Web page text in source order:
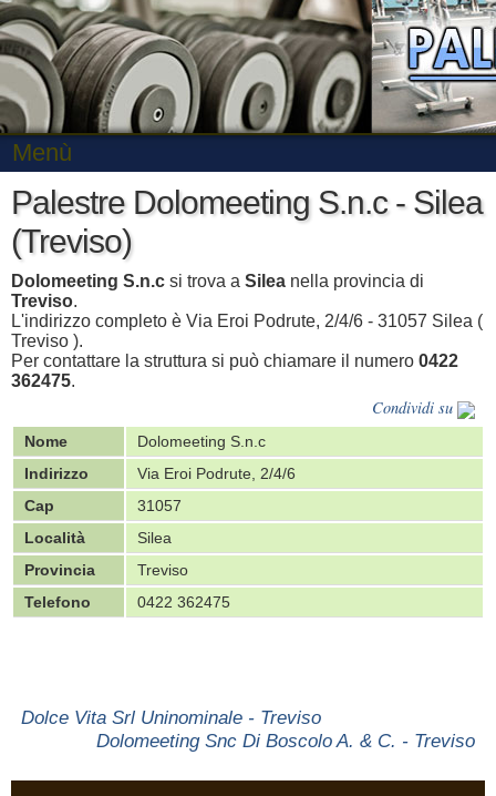
Menù
Palestre Dolomeeting S.n.c - Silea
(Treviso)
Dolomeeting S.n.c si trova a Silea nella provincia di
Treviso.
L'indirizzo completo è Via Eroi Podrute, 2/4/6 - 31057 Silea (
Treviso ).
Per contattare la struttura si può chiamare il numero 0422
362475.
Condividi su
Nome
Dolomeeting S.n.c
Indirizzo
Via Eroi Podrute, 2/4/6
Cap
31057
Località
Silea
Provincia
Treviso
Telefono
0422 362475
Dolce Vita Srl Uninominale - Treviso
Dolomeeting Snc Di Boscolo A. & C. - Treviso